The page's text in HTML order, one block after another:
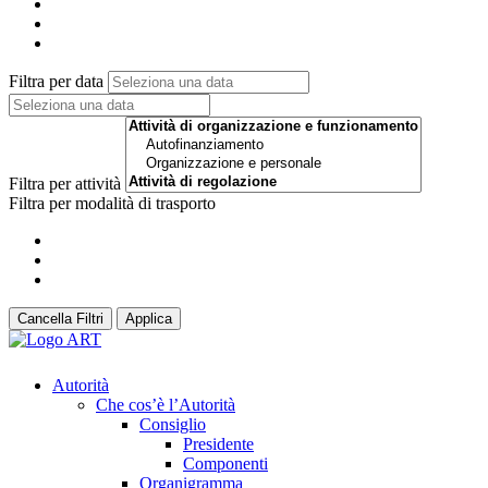
Filtra per data
Filtra per attività
Filtra per modalità di trasporto
Cancella Filtri Applica
Autorità
Che cos’è l’Autorità
Consiglio
Presidente
Componenti
Organigramma